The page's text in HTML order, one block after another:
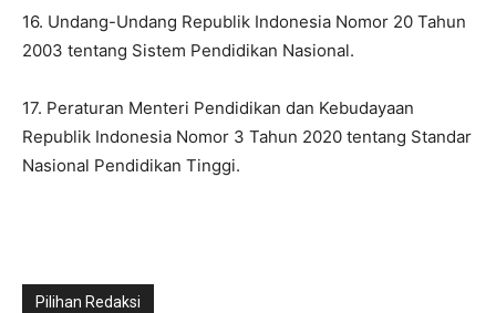
16. Undang-Undang Republik Indonesia Nomor 20 Tahun
2003 tentang Sistem Pendidikan Nasional.
​17. Peraturan Menteri Pendidikan dan Kebudayaan
Republik Indonesia Nomor 3 Tahun 2020 tentang Standar
Nasional Pendidikan Tinggi.
Pilihan Redaksi